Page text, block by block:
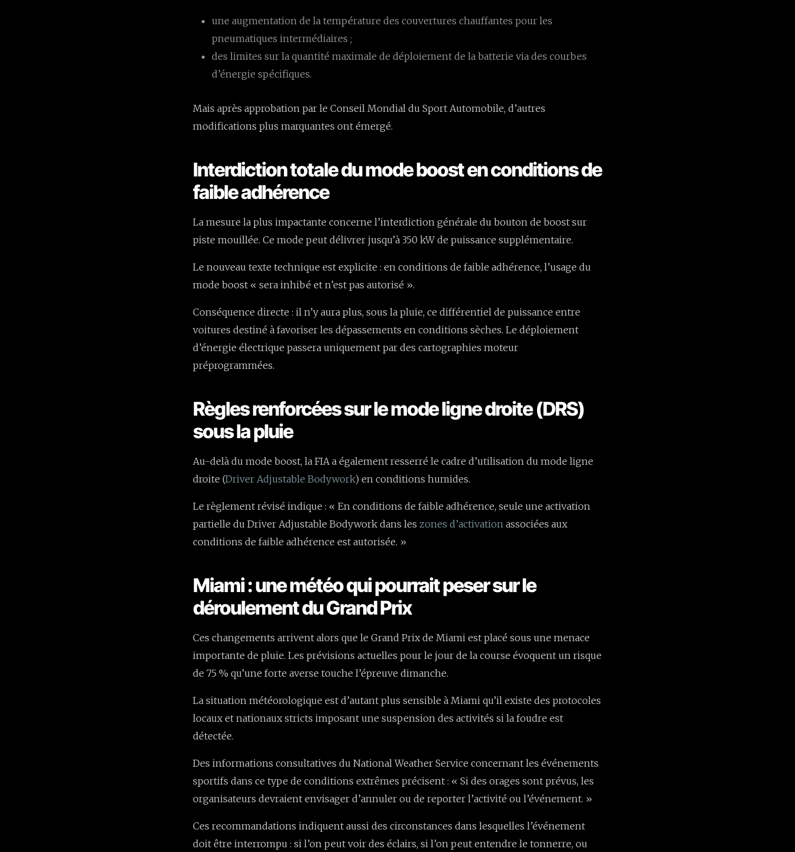
une augmentation de la température des couvertures chauffantes pour les
pneumatiques intermédiaires ;
des limites sur la quantité maximale de déploiement de la batterie via des courbes
d’énergie spécifiques.
Mais après approbation par le Conseil Mondial du Sport Automobile, d’autres
modifications plus marquantes ont émergé.
Interdiction totale du mode boost en conditions de
faible adhérence
La mesure la plus impactante concerne l’interdiction générale du bouton de boost sur
piste mouillée. Ce mode peut délivrer jusqu’à 350 kW de puissance supplémentaire.
Le nouveau texte technique est explicite : en conditions de faible adhérence, l’usage du
mode boost « sera inhibé et n’est pas autorisé ».
Conséquence directe : il n’y aura plus, sous la pluie, ce différentiel de puissance entre
voitures destiné à favoriser les dépassements en conditions sèches. Le déploiement
d’énergie électrique passera uniquement par des cartographies moteur
préprogrammées.
Règles renforcées sur le mode ligne droite (DRS)
sous la pluie
Au-delà du mode boost, la FIA a également resserré le cadre d’utilisation du mode ligne
droite (Driver Adjustable Bodywork) en conditions humides.
Le règlement révisé indique : « En conditions de faible adhérence, seule une activation
partielle du Driver Adjustable Bodywork dans les zones d’activation associées aux
conditions de faible adhérence est autorisée. »
Miami : une météo qui pourrait peser sur le
déroulement du Grand Prix
Ces changements arrivent alors que le Grand Prix de Miami est placé sous une menace
importante de pluie. Les prévisions actuelles pour le jour de la course évoquent un risque
de 75 % qu’une forte averse touche l’épreuve dimanche.
La situation météorologique est d’autant plus sensible à Miami qu’il existe des protocoles
locaux et nationaux stricts imposant une suspension des activités si la foudre est
détectée.
Des informations consultatives du National Weather Service concernant les événements
sportifs dans ce type de conditions extrêmes précisent : « Si des orages sont prévus, les
organisateurs devraient envisager d’annuler ou de reporter l’activité ou l’événement. »
Ces recommandations indiquent aussi des circonstances dans lesquelles l’événement
doit être interrompu : si l’on peut voir des éclairs, si l’on peut entendre le tonnerre, ou